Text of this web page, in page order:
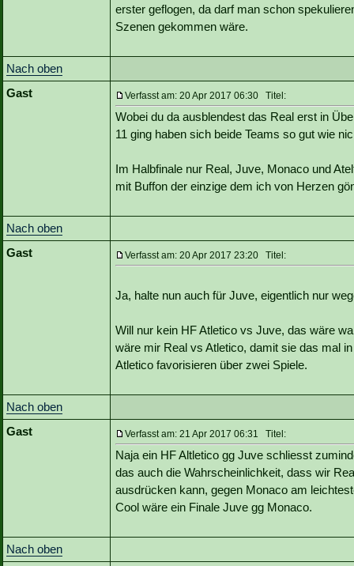
erster geflogen, da darf man schon
Szenen gekommen wäre.
Nach oben
Gast
Verfasst am: 20 Apr 2017 06:30 Titel:
Wobei du da ausblendest das Real erst in
11 ging haben sich beide Teams so gut wie
Im Halbfinale nur Real, Juve, Monaco und
mit Buffon der einzige dem ich von Herzen
Nach oben
Gast
Verfasst am: 20 Apr 2017 23:20 Titel:
Ja, halte nun auch für Juve, eigentlich nur
Will nur kein HF Atletico vs Juve, das wäre
wäre mir Real vs Atletico, damit sie das mal
Atletico favorisieren über zwei Spiele.
Nach oben
Gast
Verfasst am: 21 Apr 2017 06:31 Titel:
Naja ein HF Altletico gg Juve schliesst
das auch die Wahrscheinlichkeit, dass wir
ausdrücken kann, gegen Monaco am
Cool wäre ein Finale Juve gg Monaco.
Nach oben